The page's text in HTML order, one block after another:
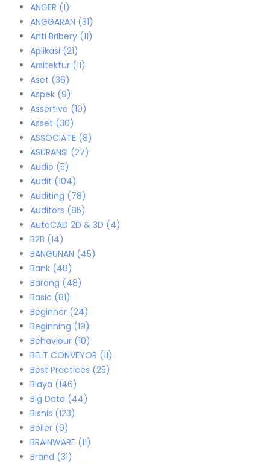
ANGER (1)
ANGGARAN (31)
Anti Bribery (11)
Aplikasi (21)
Arsitektur (11)
Aset (36)
Aspek (9)
Assertive (10)
Asset (30)
ASSOCIATE (8)
ASURANSI (27)
Audio (5)
Audit (104)
Auditing (78)
Auditors (85)
AutoCAD 2D & 3D (4)
B2B (14)
BANGUNAN (45)
Bank (48)
Barang (48)
Basic (81)
Beginner (24)
Beginning (19)
Behaviour (10)
BELT CONVEYOR (11)
Best Practices (25)
Biaya (146)
Big Data (44)
Bisnis (123)
Boiler (9)
BRAINWARE (11)
Brand (31)